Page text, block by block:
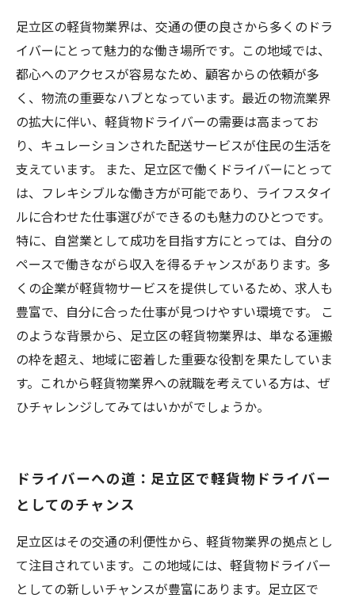
能性
軽貨物ドライバーに求められるスキルと心構え
あなたも挑戦しよう！足立区の軽貨物ドライバ
ー求人情報を徹底解説
足立区の軽貨物業界は、交通の便の良さから多くのドラ
イバーにとって魅力的な働き場所です。この地域では、
都心へのアクセスが容易なため、顧客からの依頼が多
く、物流の重要なハブとなっています。最近の物流業界
の拡大に伴い、軽貨物ドライバーの需要は高まってお
り、キュレーションされた配送サービスが住民の生活を
支えています。 また、足立区で働くドライバーにとって
は、フレキシブルな働き方が可能であり、ライフスタイ
ルに合わせた仕事選びができるのも魅力のひとつです。
特に、自営業として成功を目指す方にとっては、自分の
ペースで働きながら収入を得るチャンスがあります。多
くの企業が軽貨物サービスを提供しているため、求人も
豊富で、自分に合った仕事が見つけやすい環境です。 こ
のような背景から、足立区の軽貨物業界は、単なる運搬
の枠を超え、地域に密着した重要な役割を果たしていま
す。これから軽貨物業界への就職を考えている方は、ぜ
ひチャレンジしてみてはいかがでしょうか。
ドライバーへの道：足立区で軽貨物ドライバー
としてのチャンス
足立区はその交通の利便性から、軽貨物業界の拠点とし
て注目されています。この地域には、軽貨物ドライバー
としての新しいチャンスが豊富にあります。足立区で